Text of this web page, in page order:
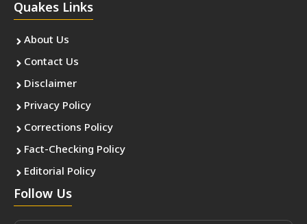
Quakes Links
About Us
Contact Us
Disclaimer
Privacy Policy
Corrections Policy
Fact-Checking Policy
Editorial Policy
Follow Us